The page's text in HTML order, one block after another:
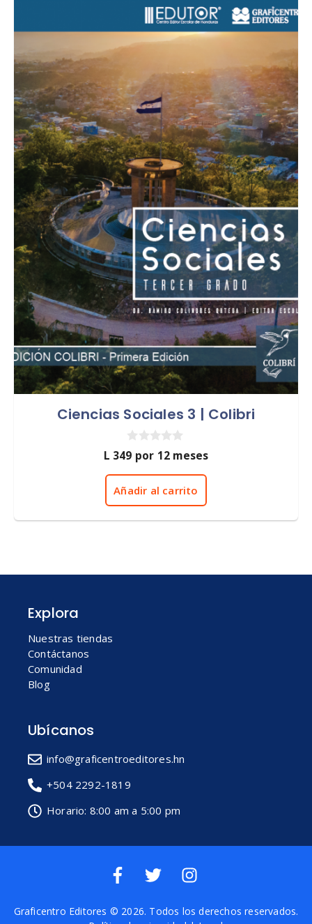
Ciencias Sociales 3 | Colibri
0
d
e
L 349 por 12 meses
Añadir al carrito
Explora
Nuestras tiendas
Contáctanos
Comunidad
Blog
Ubícanos
info@graficentroeditores.hn
+504 2292-1819
Horario: 8:00 am a 5:00 pm
Graficentro Editores © 2026. Todos los derechos reservados.